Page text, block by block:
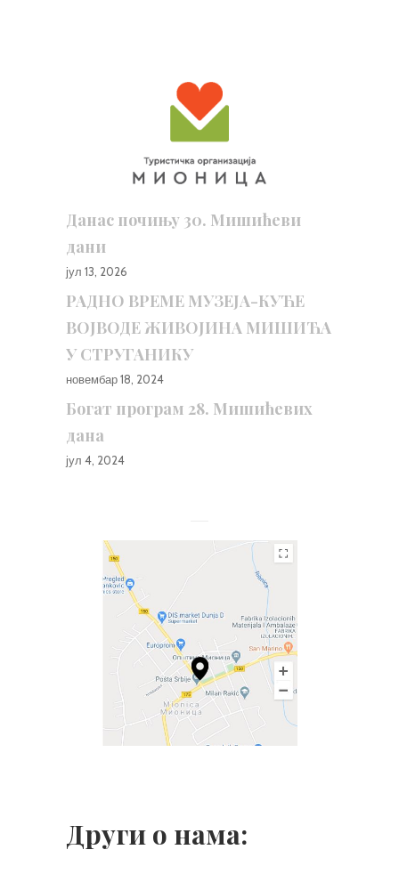
Данас почињу 30. Мишићеви
дани
јул 13, 2026
РАДНО ВРЕМЕ МУЗЕЈА-КУЋЕ
ВОЈВОДЕ ЖИВОЈИНА МИШИЋА
У СТРУГАНИКУ
новембар 18, 2024
Богат програм 28. Мишићевих
дана
јул 4, 2024
Други о нама: